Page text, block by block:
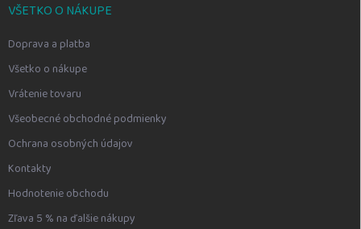
VŠETKO O NÁKUPE
Doprava a platba
Všetko o nákupe
Vrátenie tovaru
Všeobecné obchodné podmienky
Ochrana osobných údajov
Kontakty
Hodnotenie obchodu
Zľava 5 % na ďalšie nákupy